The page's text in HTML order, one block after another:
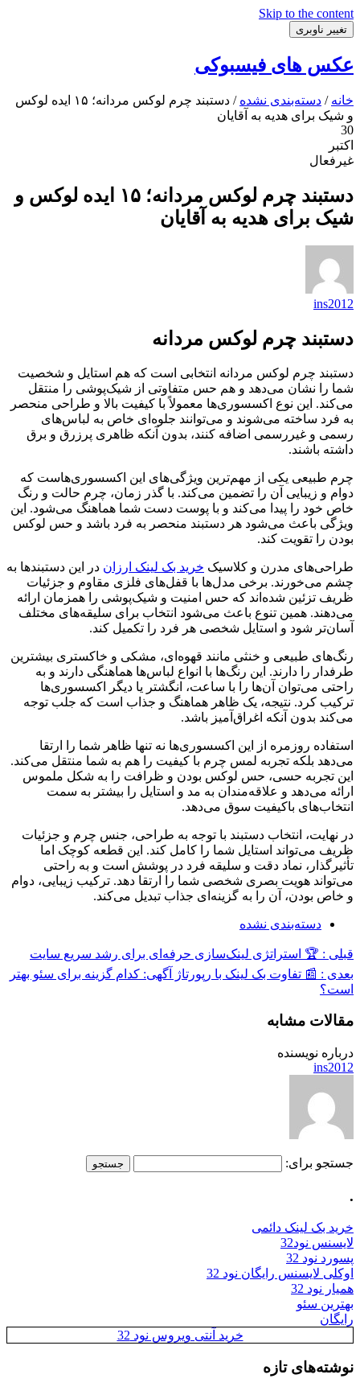
Skip to the content
تغییر ناوبری
عکس های فیسبوکی
خانه / دسته‌بندی نشده
/ دستبند چرم لوکس مردانه؛ ۱۵ ایده لوکس
و شیک برای هدیه به آقایان
30
اکتبر
غیرفعال
دستبند چرم لوکس مردانه؛ ۱۵ ایده لوکس و
شیک برای هدیه به آقایان
ins2012
دستبند چرم لوکس مردانه
دستبند چرم لوکس مردانه انتخابی است که هم استایل و شخصیت
شما را نشان می‌دهد و هم حس متفاوتی از شیک‌پوشی را منتقل
می‌کند. این نوع اکسسوری‌ها معمولاً با کیفیت بالا و طراحی منحصر
به فرد ساخته می‌شوند و می‌توانند جلوه‌ای خاص به لباس‌های
رسمی و غیررسمی اضافه کنند، بدون آنکه ظاهری پرزرق و برق
داشته باشند.
چرم طبیعی یکی از مهم‌ترین ویژگی‌های این اکسسوری‌هاست که
دوام و زیبایی آن را تضمین می‌کند. با گذر زمان، چرم حالت و رنگ
خاص خود را پیدا می‌کند و با پوست دست شما هماهنگ می‌شود. این
ویژگی باعث می‌شود هر دستبند منحصر به فرد باشد و حس لوکس
بودن را تقویت کند.
طراحی‌های مدرن و کلاسیک خرید بک لینک ارزان در این دستبندها به
چشم می‌خورند. برخی مدل‌ها با قفل‌های فلزی مقاوم و جزئیات
ظریف تزئین شده‌اند که حس امنیت و شیک‌پوشی را همزمان ارائه
می‌دهند. همین تنوع باعث می‌شود انتخاب برای سلیقه‌های مختلف
آسان‌تر شود و استایل شخصی هر فرد را تکمیل کند.
رنگ‌های طبیعی و خنثی مانند قهوه‌ای، مشکی و خاکستری بیشترین
طرفدار را دارند. این رنگ‌ها با انواع لباس‌ها هماهنگی دارند و به
راحتی می‌توان آن‌ها را با ساعت، انگشتر یا دیگر اکسسوری‌ها
ترکیب کرد. نتیجه، یک ظاهر هماهنگ و جذاب است که جلب توجه
می‌کند بدون آنکه اغراق‌آمیز باشد.
استفاده روزمره از این اکسسوری‌ها نه تنها ظاهر شما را ارتقا
می‌دهد بلکه تجربه لمس چرم با کیفیت را هم به شما منتقل می‌کند.
این تجربه حسی، حس لوکس بودن و ظرافت را به شکل ملموس
ارائه می‌دهد و علاقه‌مندان به مد و استایل را بیشتر به سمت
انتخاب‌های باکیفیت سوق می‌دهد.
در نهایت، انتخاب دستبند با توجه به طراحی، جنس چرم و جزئیات
ظریف می‌تواند استایل شما را کامل کند. این قطعه کوچک اما
تأثیرگذار، نماد دقت و سلیقه فرد در پوشش است و به راحتی
می‌تواند هویت بصری شخصی شما را ارتقا دهد. ترکیب زیبایی، دوام
و خاص بودن، آن را به گزینه‌ای جذاب تبدیل می‌کند.
دسته‌بندی نشده
قبلی : 🏆 استراتژی لینک‌سازی حرفه‌ای برای رشد سریع سایت
بعدی : 📰 تفاوت بک لینک با رپورتاژ آگهی: کدام گزینه برای سئو بهتر
است؟
مقالات مشابه
درباره نویسنده
ins2012
جستجو برای:
.
خرید بک لینک دائمی
لایسنس نود32
پسورد نود 32
اوکلی لایسنس رایگان نود 32
همیار نود 32
بهترین سئو
رایگان
خرید آنتی ویروس نود 32
نوشته‌های تازه